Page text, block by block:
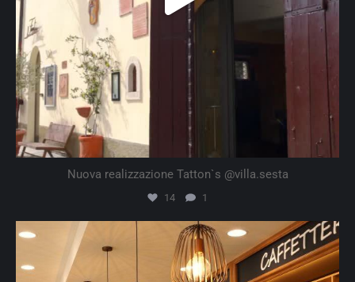
Nuova realizzazione Tatton`s @villa.sesta
14 1
artline.srl
Ott 2